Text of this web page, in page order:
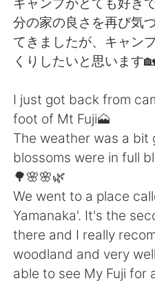
日本語 한국
Русский ไทย
Türkçe
Português
分の家の良さを再び気
てきましたが、キャン
くりしたいと思います
I just got back from
foot of Mt Fuji🗻
The weather was a bit
blossoms were in full
🌳🌸🌸🌿
We went to a place
Yamanaka'. It's the
there and I really
woodland and very
able to see My Fuji for